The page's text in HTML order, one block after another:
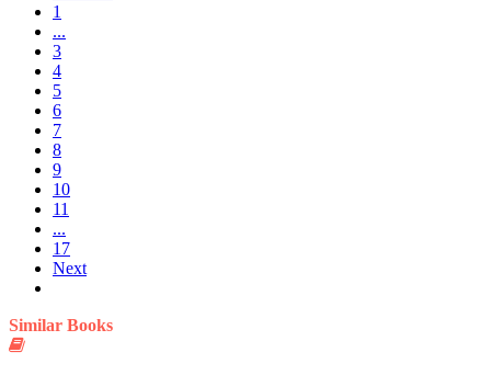
1
...
3
4
5
6
7
8
9
10
11
...
17
Next
Similar Books